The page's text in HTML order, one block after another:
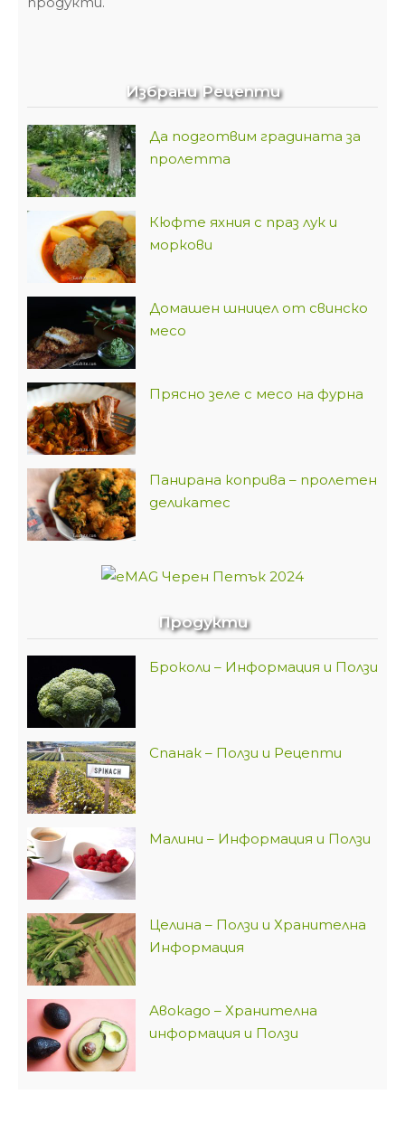
Избрани Рецепти
Да подготвим градината за
пролетта
Кюфте яхния с праз лук и
моркови
Домашен шницел от свинско
месо
Прясно зеле с месо на фурна
Панирана коприва – пролетен
деликатес
Продукти
Броколи – Информация и Ползи
Спанак – Ползи и Рецепти
Малини – Информация и Ползи
Целина – Ползи и Хранителна
Информация
Авокадо – Хранителна
информация и Ползи